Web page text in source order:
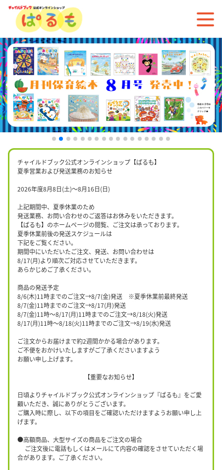
チャイルドブック公式オンラインショップ【ぱるも】
夏季営業および発送業務のお知らせ
2026年度8月8日(土)〜8月16日(日)
上記期間中、夏季休業のため
発送業務、お問い合わせのご返答はお休みをいただきます。
【ぱるも】のホームページの閲覧、ご注文は承っております。
夏季休業前後の発送スケジュールは
下記をご覧ください。
期間中にいただいたご注文、発送、お問い合わせは
8/17(月)より順次ご対応させていただきます。
あらかじめご了承ください。
商品の発送予定
8/6(木)11時までのご注文→8/7(金)発送 ※夏季休業前最終発送
8/7(金)11時までのご注文→8/17(月)発送
8/7(金)11時〜8/17(月)11時までのご注文→8/18(火)発送
8/17(月)11時〜8/18(火)11時までのご注文→8/19(水)発送
ご注文からお届けまで約2週間かかる場合があります。
ご不便をおかけいたしますがご了承くださいますよう
お願い申し上げます。
【重要なお知らせ】
日頃よりチャイルドブック公式オンラインショップ『ぱるも』をご愛
顧いただき、誠にありがとうございます。
ご購入時に際し、以下の項目をご確認いただけますようお願い申し上
げます。
●高額商品、大型サイズの商品をご注文の場合
ご注文後に電話もしくはメールにて内容の確認をさせていただく場
合があります。ご了承ください。